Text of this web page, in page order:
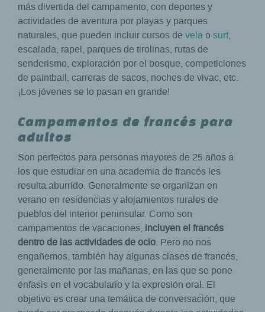
más divertida del campamento, con deportes y
actividades de aventura por playas y parques
naturales, que pueden incluir cursos de velao surf,
escalada, rapel, parques de tirolinas, rutas de
senderismo, exploración por el bosque, competiciones
de paintball, carreras de sacos, noches de vivac, etc.
¡Los jóvenes se lo pasan en grande!
Campamentos de francés para
adultos
Son perfectos para personas mayores de 25 años a
los que estudiar en una academia de francés les
resulta aburrido. Generalmente se organizan en
verano en residencias y alojamientos rurales de
pueblos del interior peninsular. Como son
campamentos de vacaciones, incluyen el francés
dentro de las actividades de ocio. Pero no nos
engañemos, también hay algunas clases de francés,
generalmente por las mañanas, en las que se pone
énfasis en el vocabulario y la expresión oral. El
objetivo es crear una temática de conversación, que